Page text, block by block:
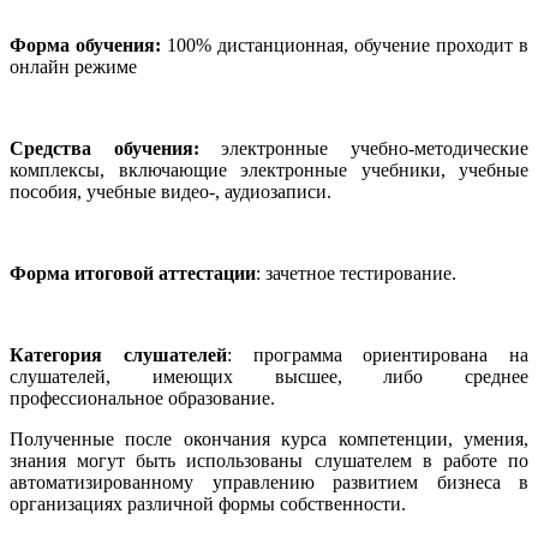
Форма обучения: 100% дистанционная, обучение проходит в
онлайн режиме
Средства обучения: электронные учебно-методические
комплексы, включающие электронные учебники, учебные
пособия, учебные видео-, аудиозаписи.
Форма итоговой аттестации: зачетное тестирование.
Категория слушателей: программа ориентирована на
слушателей, имеющих высшее, либо среднее
профессиональное образование.
Полученные после окончания курса компетенции, умения,
знания могут быть использованы слушателем в работе по
автоматизированному управлению развитием бизнеса в
организациях различной формы собственности.